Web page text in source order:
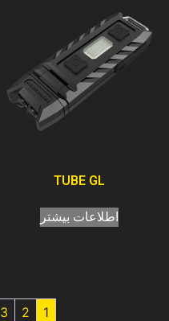
TUBE GL
اطلاعات بیشتر
1
2
3